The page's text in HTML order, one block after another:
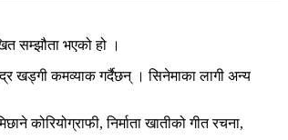
सम्झौता भएको हो ।
खड्गी कमव्याक गर्दैछन् । सिनेमाका लागी अन्य
कोरियोग्राफी, निर्माता खातीको गीत रचना,